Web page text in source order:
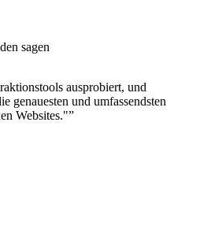
sagen
ausprobiert, und
genauesten und umfassendsten
Websites."”